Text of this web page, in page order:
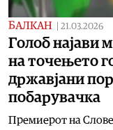
БАЛКАН 21.03.2026
Голоб најави
на точењето
државјани
побарувачка
Премиерот на